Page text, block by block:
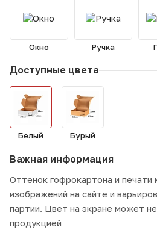
Окно Ручка
Доступные цвета
Белый Бурый
Важная информация
Оттенок гофрокартона и печати
изображений на сайте и
партии. Цвет на экране может
продукцией